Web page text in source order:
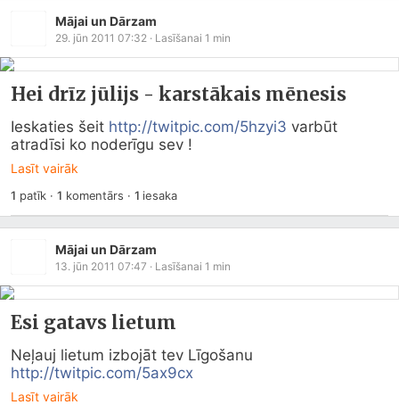
Mājai un Dārzam
29. jūn 2011 07:32 · Lasīšanai 1 min
Hei drīz jūlijs - karstākais mēnesis
Ieskaties šeit http://twitpic.com/5hzyi3 varbūt
atradīsi ko noderīgu sev !
Lasīt vairāk
1 patīk ·1 komentārs · 1 iesaka
Mājai un Dārzam
13. jūn 2011 07:47 · Lasīšanai 1 min
Esi gatavs lietum
http://twitpic.com/5ax9cx
Lasīt vairāk